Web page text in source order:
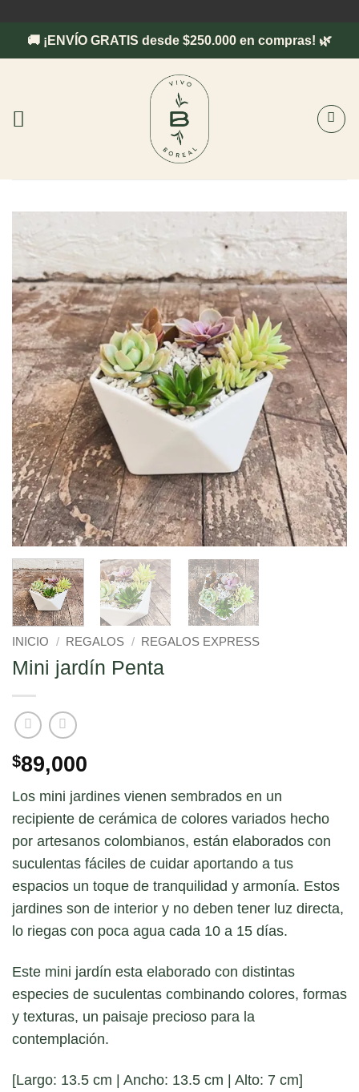
contenido
🚚 ¡ENVÍO GRATIS desde $250.000 en compras! 🌿
INICIO / REGALOS / REGALOS EXPRESS
Mini jardín Penta
$89,000
Los mini jardines vienen sembrados en un
recipiente de cerámica de colores variados hecho
por artesanos colombianos, están elaborados con
suculentas fáciles de cuidar aportando a tus
espacios un toque de tranquilidad y armonía. Estos
jardines son de interior y no deben tener luz directa,
lo riegas con poca agua cada 10 a 15 días.
Este mini jardín esta elaborado con distintas
especies de suculentas combinando colores, formas
y texturas, un paisaje precioso para la
contemplación.
[Largo: 13.5 cm | Ancho: 13.5 cm | Alto: 7 cm]